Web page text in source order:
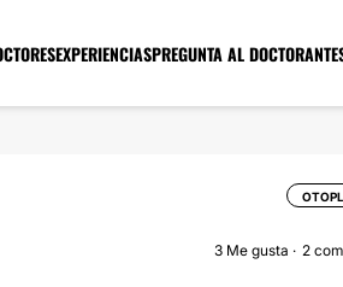
EXPERIENCIASPREGUNTA AL DOCTOR
3 Me gusta 2